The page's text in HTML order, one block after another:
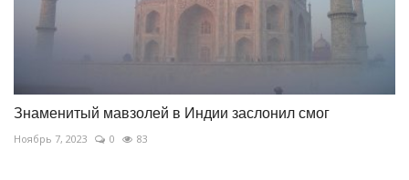
Знаменитый мавзолей в Индии заслонил смог
Ноябрь 7, 2023 0 83